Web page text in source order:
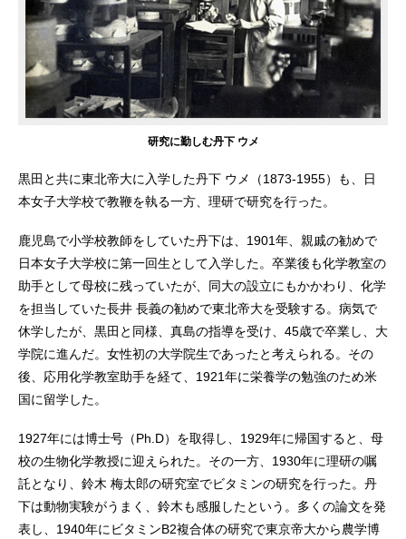
研究に勤しむ丹下 ウメ
黒田と共に東北帝大に入学した丹下 ウメ（1873-1955）も、日
本女子大学校で教鞭を執る一方、理研で研究を行った。
鹿児島で小学校教師をしていた丹下は、1901年、親戚の勧めで
日本女子大学校に第一回生として入学した。卒業後も化学教室の
助手として母校に残っていたが、同大の設立にもかかわり、化学
を担当していた長井 長義の勧めで東北帝大を受験する。病気で
休学したが、黒田と同様、真島の指導を受け、45歳で卒業し、大
学院に進んだ。女性初の大学院生であったと考えられる。その
後、応用化学教室助手を経て、1921年に栄養学の勉強のため米
国に留学した。
1927年には博士号（Ph.D）を取得し、1929年に帰国すると、母
校の生物化学教授に迎えられた。その一方、1930年に理研の嘱
託となり、鈴木 梅太郎の研究室でビタミンの研究を行った。丹
下は動物実験がうまく、鈴木も感服したという。多くの論文を発
表し、1940年にビタミンB2複合体の研究で東京帝大から農学博